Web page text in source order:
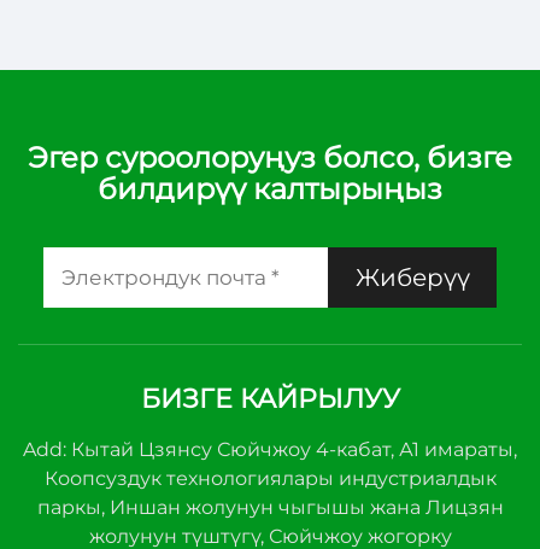
Эгер суроолоруңуз болсо, бизге
билдирүү калтырыңыз
Жиберүү
БИЗГЕ КАЙРЫЛУУ
Add: Кытай Цзянсу Сюйчжоу 4-кабат, А1 имараты,
Коопсуздук технологиялары индустриалдык
паркы, Иншан жолунун чыгышы жана Лицзян
жолунун түштүгү, Сюйчжоу жогорку